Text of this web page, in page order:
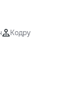
Кодру